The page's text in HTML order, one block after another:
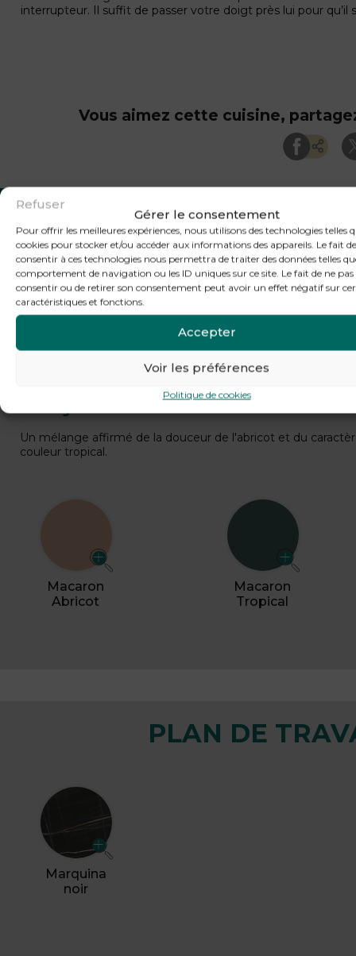
Gérer le consentement
Pour offrir les meilleures expériences, nous utilisons des technologies telles
cookies pour stocker et/ou accéder aux informations des appareils. Le fait de
consentir à ces technologies nous permettra de traiter des données telles
comportement de navigation ou les ID uniques sur ce site. Le fait de ne pas
consentir ou de retirer son consentement peut avoir un effet négatif sur
caractéristiques et fonctions.
Accepter
Refuser
Voir les préférences
Politique de cookies
interrupteur. Il suffit de passer votre doigt près lui pour qu’il
Vous aimez cette cuisine,
Ce modèle vous plaît ?
TROUVER UN REVENDEUR
Un mélange affirmé de la douceur de l'abricot et du
couleur tropical.
Macaron
Abricot
Macaron
Tropical
PLAN DE
Marquina
noir